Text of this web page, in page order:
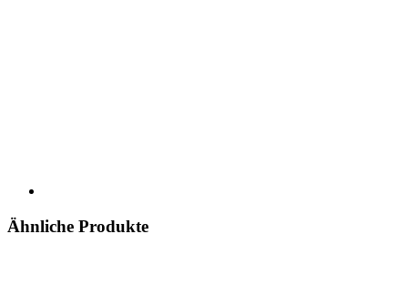
Ähnliche Produkte